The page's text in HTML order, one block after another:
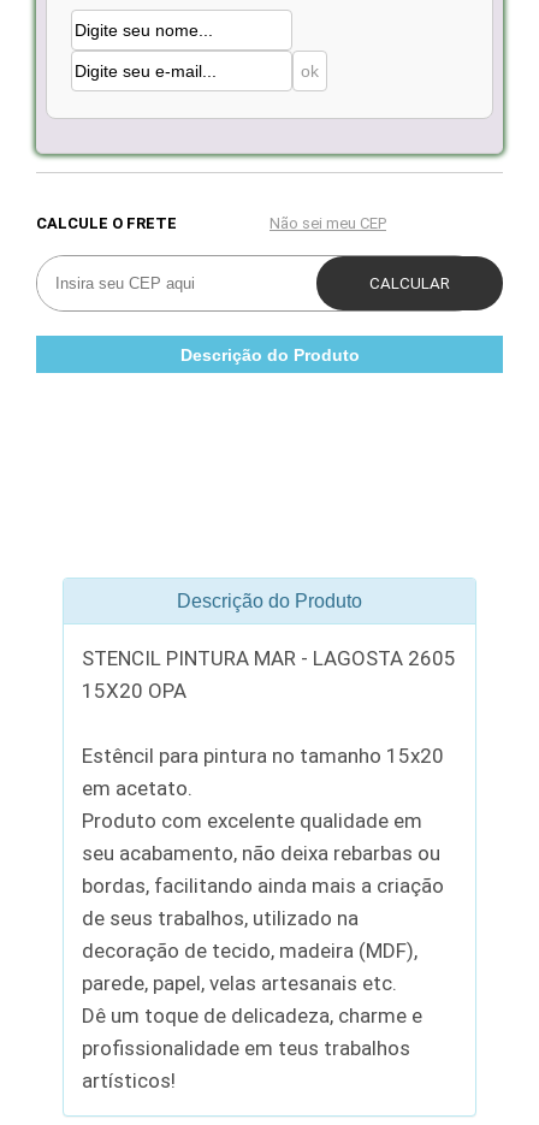
Descrição do Produto
Descrição do Produto
STENCIL PINTURA MAR - LAGOSTA 2605
15X20 OPA
Estêncil para pintura no tamanho 15x20
em acetato.
Produto com excelente qualidade em
seu acabamento, não deixa rebarbas ou
bordas, facilitando ainda mais a criação
de seus trabalhos, utilizado na
decoração de tecido, madeira (MDF),
parede, papel, velas artesanais etc.
Dê um toque de delicadeza, charme e
profissionalidade em teus trabalhos
artísticos!